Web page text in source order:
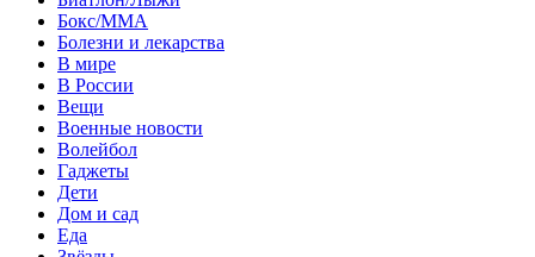
Бокс/MMA
Болезни и лекарства
В мире
В России
Вещи
Военные новости
Волейбол
Гаджеты
Дети
Дом и сад
Еда